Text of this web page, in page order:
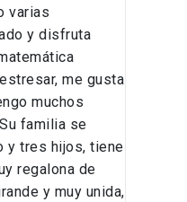
varias
y disfruta
me gusta
muchos
familia se
y tres hijos, tiene
regalona de
y muy unida,